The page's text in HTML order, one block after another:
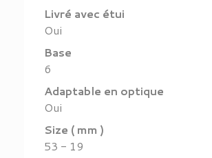
Livré avec étui
Oui
Base
6
Adaptable en optique
Oui
Size ( mm )
53 - 19